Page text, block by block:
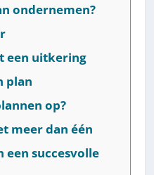
ondernemen?
een uitkering
plan
op?
meer dan één
een succesvolle